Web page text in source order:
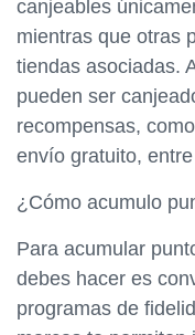
canjeables
mientras que otras
tiendas asociadas.
pueden ser
recompensas,
envío gratuito,
¿Cómo acumulo
Para acumular
debes hacer es
programas de